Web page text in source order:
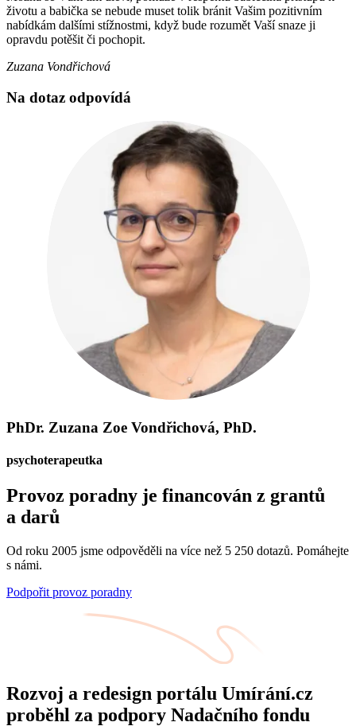
životu a babička se nebude muset tolik bránit Vašim pozitivním
nabídkám dalšími stížnostmi, když bude rozumět Vaší snaze ji
opravdu potěšit či pochopit.
Zuzana Vondřichová
Na dotaz odpovídá
PhDr. Zuzana Zoe Vondřichová, PhD.
psychoterapeutka
Provoz poradny je financován z grantů
a darů
Od roku 2005 jsme odpověděli na více než 5 250 dotazů. Pomáhejte
s námi.
Podpořit provoz poradny
Rozvoj a redesign portálu Umírání.cz
proběhl za podpory Nadačního fondu